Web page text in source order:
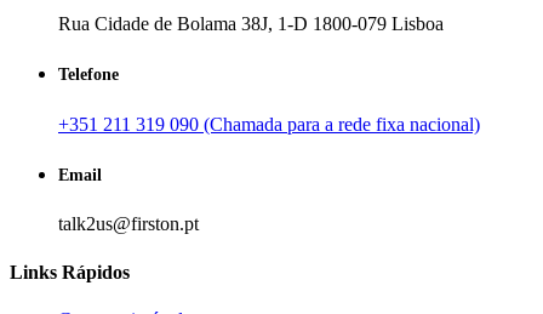
Rua Cidade de Bolama 38J, 1-D 1800-079 Lisboa
Telefone
+351 211 319 090 (Chamada para a rede fixa nacional)
Email
talk2us@firston.pt
Links Rápidos